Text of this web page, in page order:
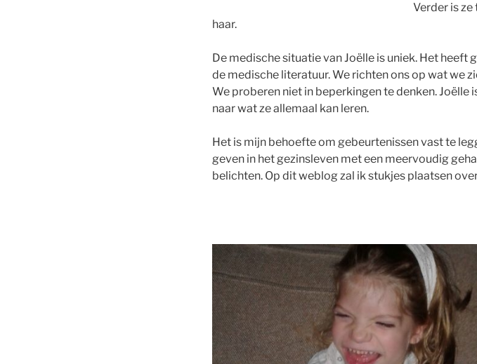
Verder is
haar.
De medische situatie van Joëlle is uniek. Het
de medische literatuur. We richten ons op wat we
We proberen niet in beperkingen te denken. Joëlle
naar wat ze allemaal kan leren.
Het is mijn behoefte om gebeurtenissen vast te
geven in het gezinsleven met een meervoudig
belichten. Op dit weblog zal ik stukjes plaatsen